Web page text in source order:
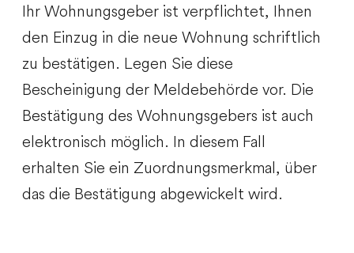
Ihr Wohnungsgeber ist verpflichtet, Ihnen
den Einzug in die neue Wohnung schriftlich
zu bestätigen. Legen Sie diese
Bescheinigung der Meldebehörde vor. Die
Bestätigung des Wohnungsgebers ist auch
elektronisch möglich. In diesem Fall
erhalten Sie ein Zuordnungsmerkmal, über
das die Bestätigung abgewickelt wird.